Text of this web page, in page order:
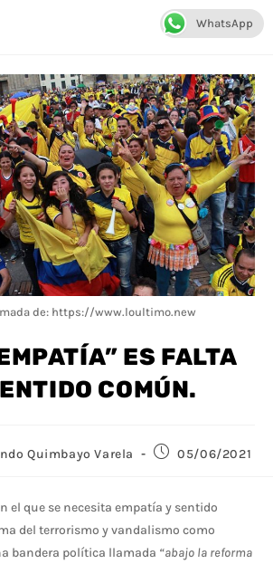
Menú
de: https://www.loultimo.new
ES FALTA
COMÚN.
Quimbayo Varela 05/06/2021
el que se necesita empatía y sentido
del terrorismo y vandalismo como
bandera política llamada “abajo la reforma
WhatsApp